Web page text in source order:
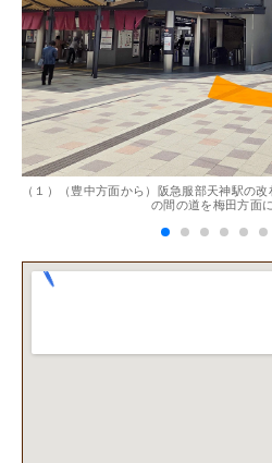
（１）（豊中方面から）阪急服部天神駅の
の間の道を梅田方面